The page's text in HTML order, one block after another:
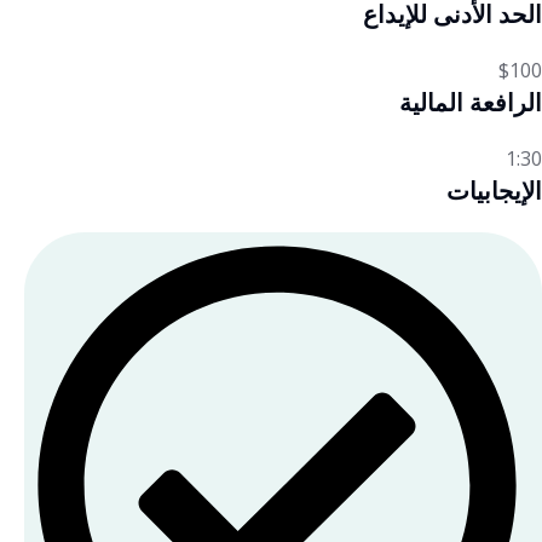
الحد الأدنى للإيداع
$100
الرافعة المالية
1:30
الإيجابيات